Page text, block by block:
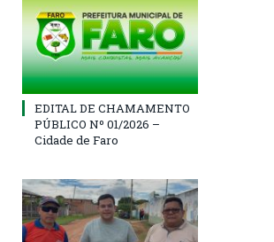
EDITAL DE CHAMAMENTO
PÚBLICO Nº 01/2026 –
Cidade de Faro